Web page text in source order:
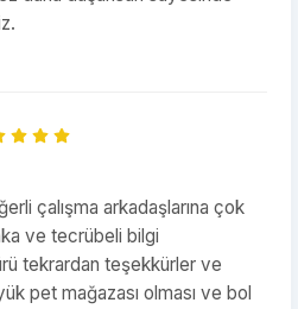
çalışma arkadaşlarına çok
ve tecrübeli bilgi
tekrardan teşekkürler ve
pet mağazası olması ve bol